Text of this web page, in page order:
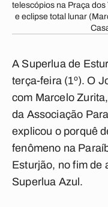
telescópios na Praça
e eclipse total lunar
A Superlua de
terça-feira (1º). O
com Marcelo
da Associação
explicou o porquê
fenômeno na
Esturjão, no fim de
Superlua Azul.